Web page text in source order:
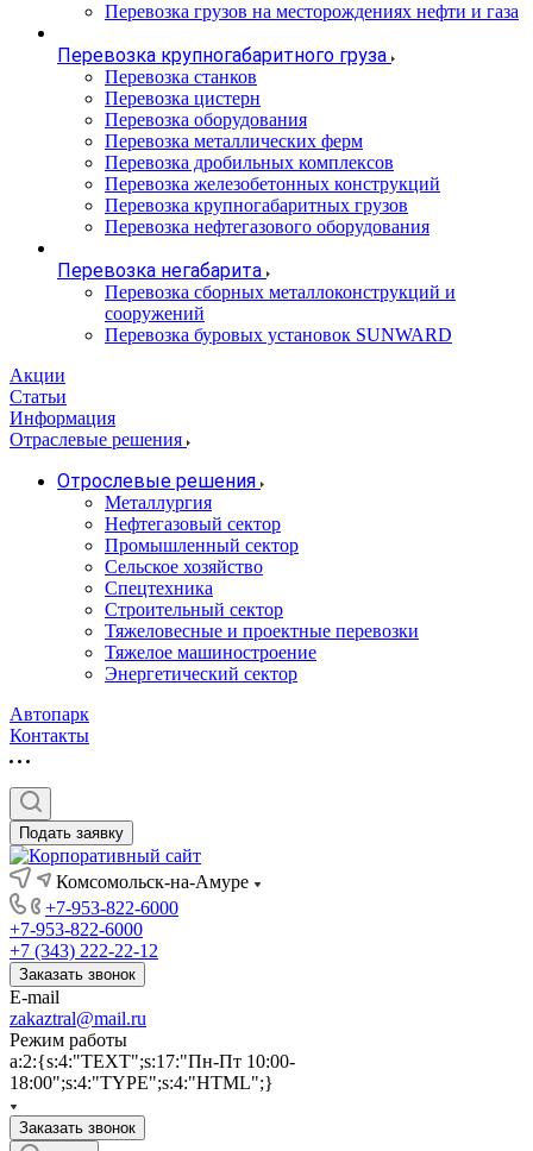
Перевозка грузов на месторождениях нефти и газа
Перевозка крупногабаритного груза
Перевозка станков
Перевозка цистерн
Перевозка оборудования
Перевозка металлических ферм
Перевозка дробильных комплексов
Перевозка железобетонных конструкций
Перевозка крупногабаритных грузов
Перевозка нефтегазового оборудования
Перевозка негабарита
Перевозка сборных металлоконструкций и
сооружений
Перевозка буровых установок SUNWARD
Акции
Статьи
Информация
Отраслевые решения
Отрослевые решения
Металлургия
Нефтегазовый сектор
Промышленный сектор
Сельское хозяйство
Спецтехника
Строительный сектор
Тяжеловесные и проектные перевозки
Тяжелое машиностроение
Энергетический сектор
Автопарк
Контакты
Подать заявку
Комсомольск-на-Амуре
+7-953-822-6000
+7-953-822-6000
+7 (343) 222-22-12
Заказать звонок
E-mail
zakaztral@mail.ru
Режим работы
a:2:{s:4:"TEXT";s:17:"Пн-Пт 10:00-
18:00";s:4:"TYPE";s:4:"HTML";}
Заказать звонок